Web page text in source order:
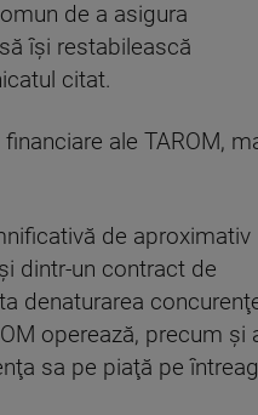
de a asigura
îşi restabilească
citat.
ale TAROM,
de aproximativ
dintr-un contract de
denaturarea
operează, precum şi
sa pe piaţă pe